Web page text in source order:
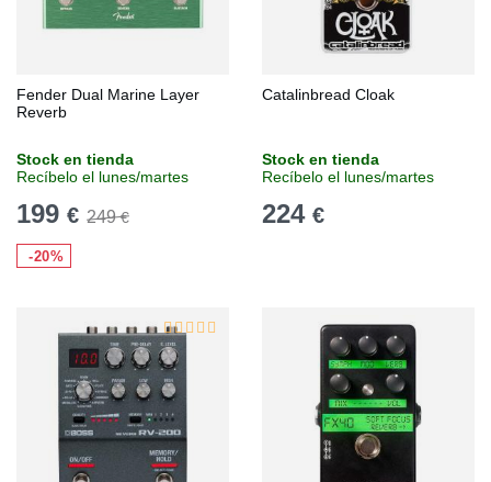
Fender Dual Marine Layer
Reverb
Stock en tienda
Recíbelo el lunes/martes
199 € 249€
-20%
Catalinbread Cloak
Stock en tienda
Recíbelo el lunes/martes
224 €